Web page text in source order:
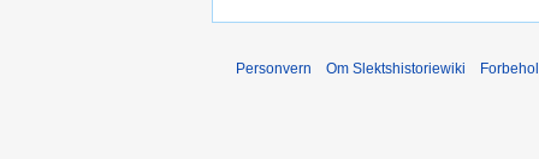
Personvern Om Slektshistoriewiki